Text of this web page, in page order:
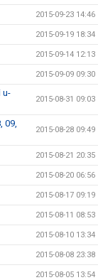
2015-09-23 14:46
2015-09-19 18:34
2015-09-14 12:13
2015-09-09 09:30
u-
2015-08-31 09:03
09,
2015-08-28 09:49
2015-08-21 20:35
2015-08-20 06:56
2015-08-17 09:19
2015-08-11 08:53
2015-08-10 13:34
2015-08-08 23:38
2015-08-05 13:54